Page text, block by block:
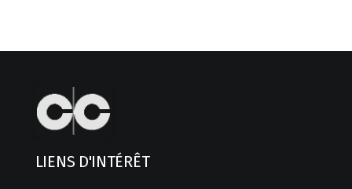
LIENS D'INTÉRÊT